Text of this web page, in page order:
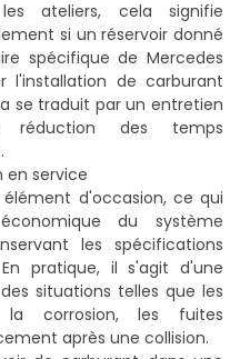
ateliers, cela signifie
si un réservoir donné
spécifique de Mercedes
l'installation de carburant
se traduit par un entretien
des temps
service
d'occasion, ce qui
du système
les spécifications
pratique, il s'agit d'une
situations telles que les
la corrosion, les fuites
après une collision.